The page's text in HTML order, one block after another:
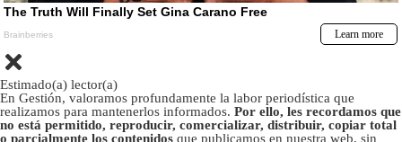
Estimado(a) lector(a)
En Gestión, valoramos profundamente la labor periodística que
realizamos para mantenerlos informados. Por ello, les recordamos que
no está permitido, reproducir, comercializar, distribuir, copiar total
o parcialmente los contenidos que publicamos en nuestra web, sin